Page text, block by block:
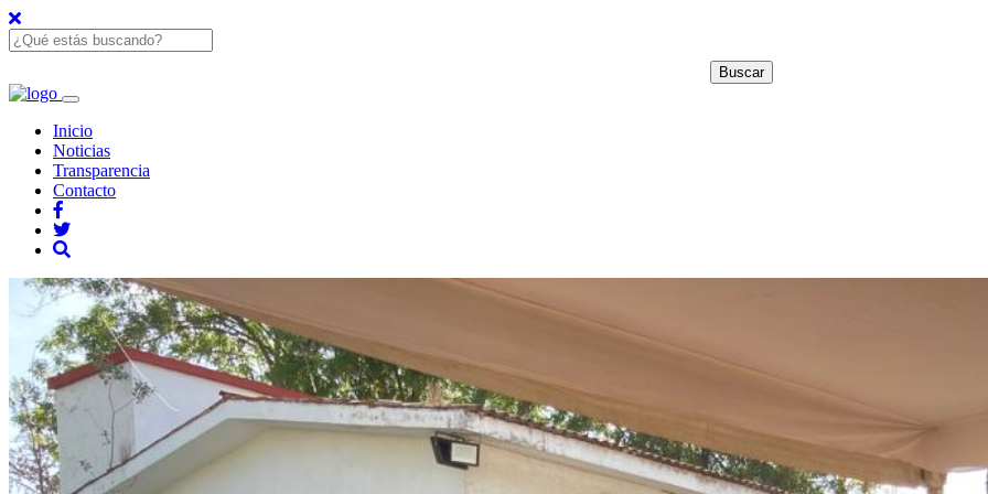
Inicio
Noticias
Transparencia
Contacto